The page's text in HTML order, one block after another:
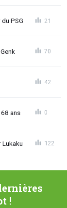
PSG 21
70
42
ans 0
Lukaku 122
!